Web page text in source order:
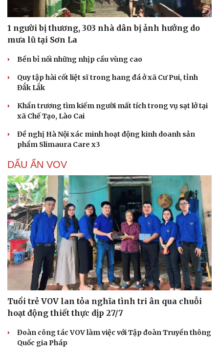
Cải chính
1 người bị thương, 303 nhà dân bị ảnh hưởng do
mưa lũ tại Sơn La
Bền bỉ nối những nhịp cầu vùng cao
Quy tập hài cốt liệt sĩ trong hang đá ở xã Cư Pui, tỉnh
Đắk Lắk
Khẩn trương tìm kiếm người mất tích trong vụ sạt lở tại
xã Chế Tạo, Lào Cai
Đề nghị Hà Nội xác minh hoạt động kinh doanh sản
phẩm Slimaura Care x3
DẤU ẤN VOV
Tuổi trẻ VOV lan tỏa nghĩa tình tri ân qua chuỗi
hoạt động thiết thực dịp 27/7
Đoàn công tác VOV làm việc với Tập đoàn Truyền thông
Quốc gia Pháp